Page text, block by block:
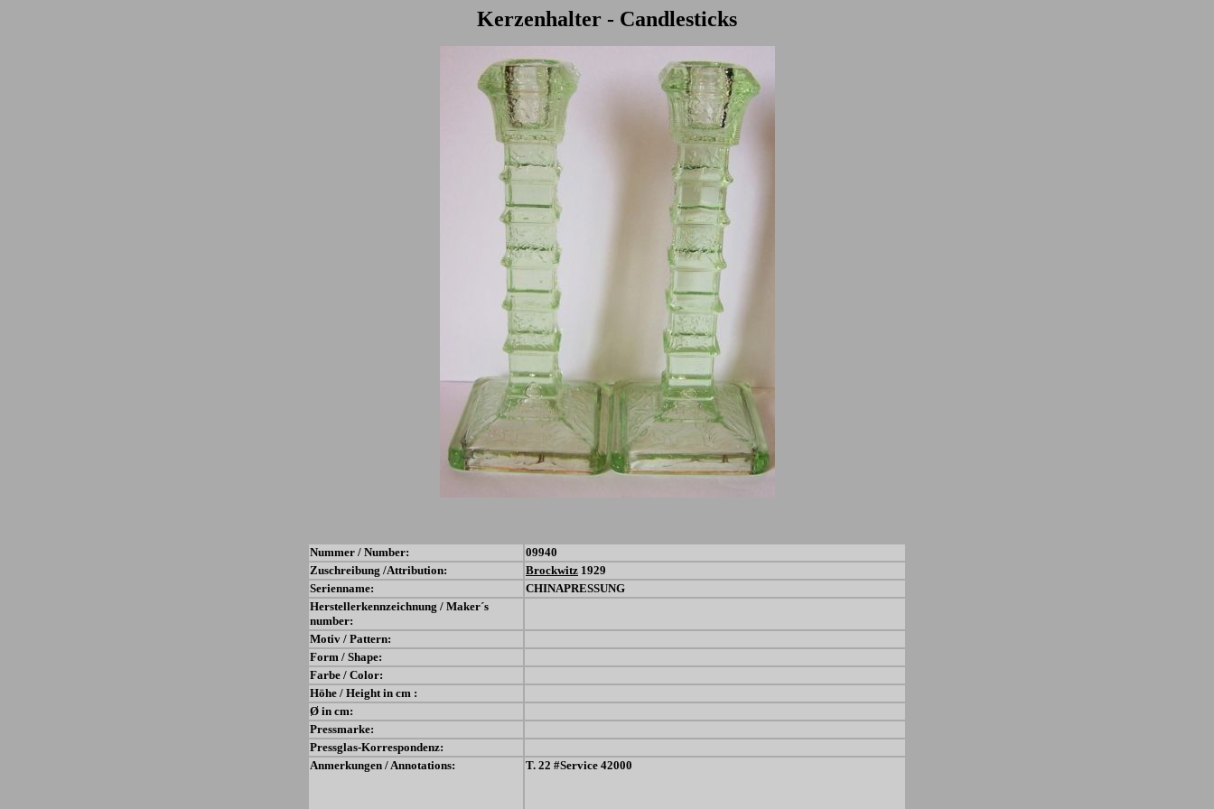
Kerzenhalter - Candlesticks
Nummer / Number:
09940
Zuschreibung /Attribution:
Brockwitz 1929
Serienname:
CHINAPRESSUNG
Herstellerkennzeichnung / Maker´s
number:
Motiv / Pattern:
Form / Shape:
Farbe / Color:
Höhe / Height in cm :
Ø in cm:
Pressmarke:
Pressglas-Korrespondenz:
Anmerkungen / Annotations:
T. 22 #Service 42000